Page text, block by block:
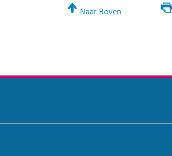
Naar Boven